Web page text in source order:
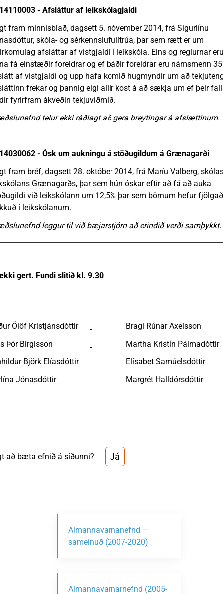
- Afsláttur af leikskólagjaldi
fram minnisblað, dagsett 5. nóvember 2014, frá Sigurlínu
skóla- og sérkennslufulltrúa, þar sem rætt er um
afsláttar af vistgjaldi í leikskóla. Eins og reglurnar eru
fá einstæðir foreldrar og ef báðir foreldrar eru námsmenn
af vistgjaldi og upp hafa komið hugmyndir um að
frekar og þannig eigi allir kost á að sækja um ef þeir
fyrirfram ákveðin tekjuviðmið.
telur ekki ráðlagt að gera breytingar á afslættinum.
- Ósk um aukningu á stöðugildum á Grænagarði
fram bréf, dagsett 28. október 2014, frá Maríu Valberg,
Grænagarðs, þar sem hún óskar eftir að fá að auka
við leikskólann um 12,5% þar sem börnum hefur fjölgað
í leikskólanum.
leggur til við bæjarstjórn að erindið verði samþykkt.
gert. Fundi slitið kl. 9.30
Ólöf Kristjánsdóttir
Bragi Rúnar Axelsson
Þór Birgisson
Martha Kristín Pálmadóttir
Björk Elíasdóttir
Elísabet Samúelsdóttir
Jónasdóttir
Margrét Halldórsdóttir
að bæta efnið á síðunni? Já
Almannavarnanefnd –
sameinuð (2007-2020)
Almannavarnarnefnd (2005-